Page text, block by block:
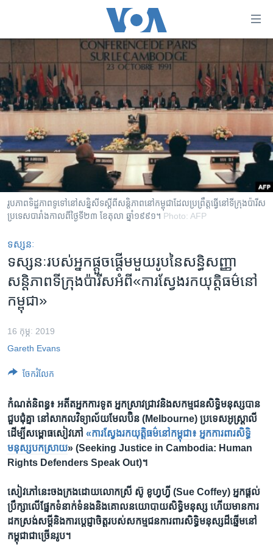
គេហទំព័រ​
ទាក់ទង
រំលង​
និង​
ចូល​
ទំព័រ​
ព័ត៌មាន​​
ម្តង
រំលង​
និង​
ទៅ​
ទំព័រ​
សម្ព័ន្ធ​
រំលង​
ចូល​
ទៅ​
ទំព័រ​
រក
កម្ពុជា
អន្តរជាតិ
អាមេរិក
ហេឡូវីអូអេ
កម្ពុជាច្នៃប្រតិដ្ឋ
ព្រឹត្តិការណ៍ព័ត៌មាន
ទូរទស្សន៍ / វីដេអូ​
វិទ្យុ / ផតខាសថ៍
កម្មវិធីទាំងអស់
Khmer English
បណ្តាញ​សង្គម
រូបភាព​ទិដ្ឋភាព​ទូទៅ​នៅ​សន្និសីទ​ស្តី​ពី​សន្តិភាព​​នៅ​កម្ពុជា​ដែល​ប្រព្រឹត្ត​ធ្វើ​នៅ​ទី​ក្រុង​ប៉ារីស​
ប្រទេស​បារាំង​កាល​ពី​​ថ្ងៃ​ទី​២៣ ខែ​តុលា ឆ្នាំ​១៩៩១។ Photo: AFP
ទស្សនៈ
ទស្សនៈ​​របស់​អ្នក​ផ្តួច​ផ្តើម​មួយ​រូប​នៃ​សន្ធិសញ្ញា​
សន្តិភាព​ទី​ក្រុង​ប៉ារីស​អំពី​«ការ​ស្វែង​រក​យុត្តិធម៌​នៅ​
កម្ពុជា»
16 កុម្ភៈ 2019
Gareth Evans
ចែករំលែក
កំណត់​និពន្ធ៖ អតីត​អ្នក​ការទូត អ្នកស្រាវជ្រាវ​និង​សកម្មជន​សិទ្ធិ​មនុស្ស​បាន​
ជួប​ជុំ​គ្នា ​នៅ​សាកល​វិទ្យាល័យ​មែលប៊ិន​ (Melbourne) ប្រទេស​អូស្ត្រាលី​
ដើម្បី​សម្ពោធ​សៀវភៅ​ «ការ​ស្វែងរក​យុត្តិធម៌​នៅ​កម្ពុជា៖ អ្នក​ការពារ​សិទិ្ធ​
មនុស្ស​បកស្រាយ‍» (Seeking Justice in Cambodia: Human
Rights Defenders Speak Out)។
សៀវភៅ​នេះចងក្រង​ដោយ​លោកស្រី ស៊ូ ខូហ្វហ្វី (Sue Coffey) អ្នក​ផ្តល់​
ប្រឹក្សា​លើ​ផ្នែក​ទំនាក់ទំនង​និង​គោល​នយោបាយសិទ្ធិ​មនុស្ស ​ហើយ​មាន​ការ​
ដក​ស្រង់​សម្តី​និង​ការ​ប្តេជ្ញា​ចិត្ត​របស់​សកម្មជន​ការពារ​សិទ្ធិ​មនុស្ស​ដ៏​ឆ្នើម​នៅ​
កម្ពុជា​ជាច្រើន​រូប។